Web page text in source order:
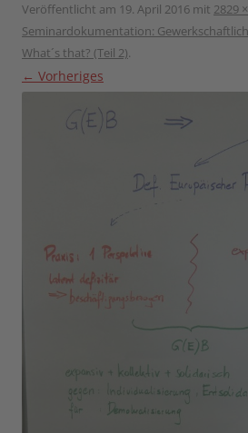
Veröffentlicht am 19. April 2016 mit 2829
Seminardokumentation:
What´s that? (Teil 2).
← Vorheriges